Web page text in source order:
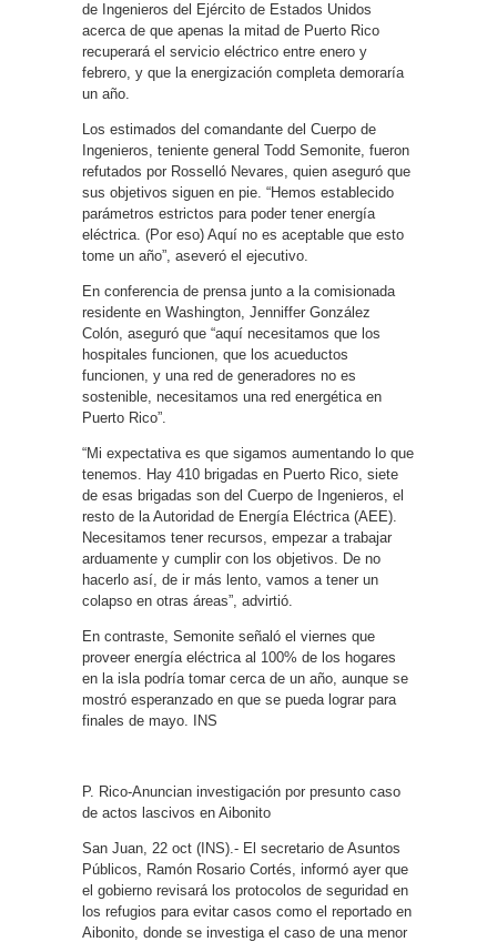
de Ingenieros del Ejército de Estados Unidos
acerca de que apenas la mitad de Puerto Rico
recuperará el servicio eléctrico entre enero y
febrero, y que la energización completa demoraría
un año.
Los estimados del comandante del Cuerpo de
Ingenieros, teniente general Todd Semonite, fueron
refutados por Rosselló Nevares, quien aseguró que
sus objetivos siguen en pie. “Hemos establecido
parámetros estrictos para poder tener energía
eléctrica. (Por eso) Aquí no es aceptable que esto
tome un año”, aseveró el ejecutivo.
En conferencia de prensa junto a la comisionada
residente en Washington, Jenniffer González
Colón, aseguró que “aquí necesitamos que los
hospitales funcionen, que los acueductos
funcionen, y una red de generadores no es
sostenible, necesitamos una red energética en
Puerto Rico”.
“Mi expectativa es que sigamos aumentando lo que
tenemos. Hay 410 brigadas en Puerto Rico, siete
de esas brigadas son del Cuerpo de Ingenieros, el
resto de la Autoridad de Energía Eléctrica (AEE).
Necesitamos tener recursos, empezar a trabajar
arduamente y cumplir con los objetivos. De no
hacerlo así, de ir más lento, vamos a tener un
colapso en otras áreas”, advirtió.
En contraste, Semonite señaló el viernes que
proveer energía eléctrica al 100% de los hogares
en la isla podría tomar cerca de un año, aunque se
mostró esperanzado en que se pueda lograr para
finales de mayo. INS
P. Rico-Anuncian investigación por presunto caso
de actos lascivos en Aibonito
San Juan, 22 oct (INS).- El secretario de Asuntos
Públicos, Ramón Rosario Cortés, informó ayer que
el gobierno revisará los protocolos de seguridad en
los refugios para evitar casos como el reportado en
Aibonito, donde se investiga el caso de una menor